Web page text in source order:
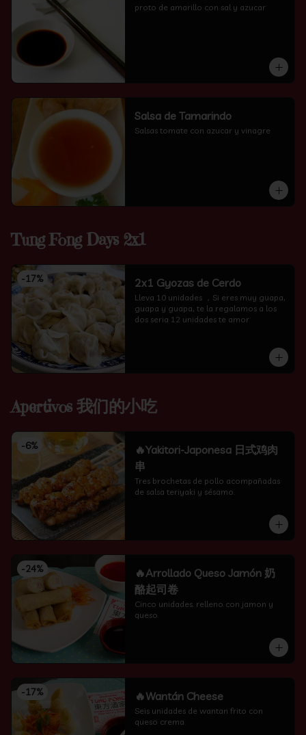
proto de amarillo con sal y azucar
Salsa de Tamarindo
Salsas tomate con azucar y vinagre
Tung Fong Days 2x1
-17% 2x1 Gyozas de Cerdo
Lleva 10 unidades ，Si eres muy guapa,
guapa y guapa, te la regalamos a los
dos seria 12 unidades te amor
Apertivos 我们的小吃
-6%
🔥Yakitori-Japonesa 日式鸡肉
串
Tres brochetas de pollo acompañadas
de salsa teriyaki y sésamo.
-24%
🔥Arrollado Queso Jamón 奶
酪起司卷
Cinco unidades. relleno con jamon y
queso
-17% 🔥Wantán Cheese
Seis unidades de wantan frito con
queso crema